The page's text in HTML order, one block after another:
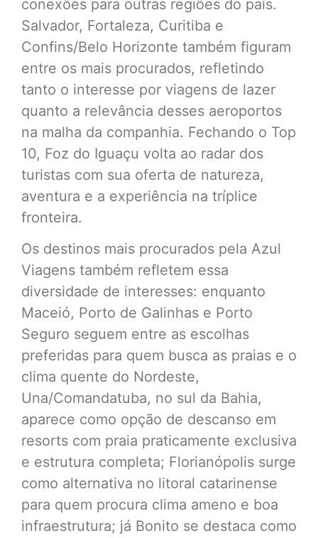
conexões para outras regiões do país.
Salvador, Fortaleza, Curitiba e
Confins/Belo Horizonte também figuram
entre os mais procurados, refletindo
tanto o interesse por viagens de lazer
quanto a relevância desses aeroportos
na malha da companhia. Fechando o Top
10, Foz do Iguaçu volta ao radar dos
turistas com sua oferta de natureza,
aventura e a experiência na tríplice
fronteira.
Os destinos mais procurados pela Azul
Viagens também refletem essa
diversidade de interesses: enquanto
Maceió, Porto de Galinhas e Porto
Seguro seguem entre as escolhas
preferidas para quem busca as praias e o
clima quente do Nordeste,
Una/Comandatuba, no sul da Bahia,
aparece como opção de descanso em
resorts com praia praticamente exclusiva
e estrutura completa; Florianópolis surge
como alternativa no litoral catarinense
para quem procura clima ameno e boa
infraestrutura; já Bonito se destaca como